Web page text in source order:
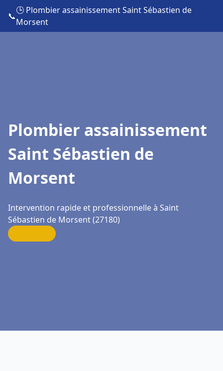
📞
🕒 Plombier assainissement Saint Sébastien de
Morsent
Plombier assainissement
Saint Sébastien de
Morsent
Intervention rapide et professionnelle à Saint
Sébastien de Morsent (27180)